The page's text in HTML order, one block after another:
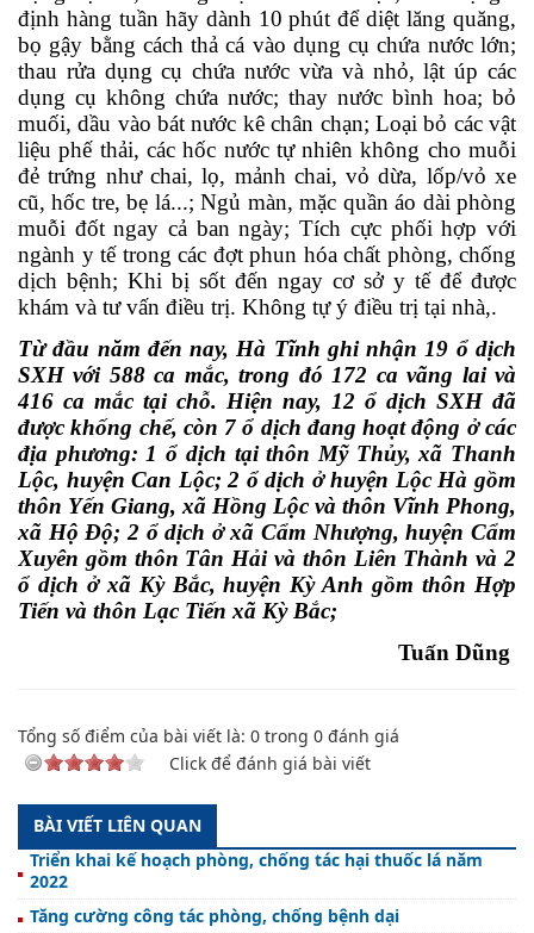
định hàng tuần hãy dành 10 phút để diệt lăng quăng,
bọ gậy bằng cách thả cá vào dụng cụ chứa nước lớn;
thau rửa dụng cụ chứa nước vừa và nhỏ, lật úp các
dụng cụ không chứa nước; thay nước bình hoa; bỏ
muối, dầu vào bát nước kê chân chạn; Loại bỏ các vật
liệu phế thải, các hốc nước tự nhiên không cho muỗi
đẻ trứng như chai, lọ, mảnh chai, vỏ dừa, lốp/vỏ xe
cũ, hốc tre, bẹ lá...; Ngủ màn, mặc quần áo dài phòng
muỗi đốt ngay cả ban ngày; Tích cực phối hợp với
ngành y tế trong các đợt phun hóa chất phòng, chống
dịch bệnh; Khi bị sốt đến ngay cơ sở y tế để được
khám và tư vấn điều trị. Không tự ý điều trị tại nhà,.
Từ đầu năm đến nay, Hà Tĩnh ghi nhận 19 ổ dịch
SXH với 588 ca mắc, trong đó 172 ca vãng lai và
416 ca mắc tại chỗ. Hiện nay, 12 ổ dịch SXH đã
được khống chế, còn 7 ổ dịch đang hoạt động ở các
địa phương:1 ổ dịch tại thôn Mỹ Thủy, xã Thanh
Lộc, huyện Can Lộc; 2 ổ dịch ởhuyện Lộc Hà gồm
thôn Yến Giang, xã Hồng Lộc và thôn Vĩnh Phong,
xã Hộ Độ; 2 ổ dịch ở xã Cẩm Nhượng, huyện Cẩm
Xuyên gồm thôn Tân Hải và thôn Liên Thành và 2
ổ dịch ở xã Kỳ Bắc, huyện Kỳ Anh gồm thôn Hợp
Tiến và thôn Lạc Tiến xã Kỳ Bắc;
Tuấn Dũng
Tổng số điểm của bài viết là: 0 trong 0 đánh giá
Click để đánh giá bài viết
BÀI VIẾT LIÊN QUAN
Triển khai kế hoạch phòng, chống tác hại thuốc lá năm
2022
Tăng cường công tác phòng, chống bệnh dại